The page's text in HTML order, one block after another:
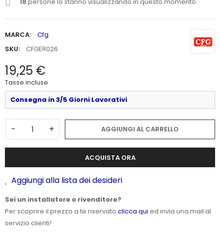
18 persone lo stanno visualizzando in questo momento
MARCA:
Cfg
SKU:
CFGER026
19,25 €
Tasse incluse
Consegna in 3/5 Giorni Lavorativi
- + AGGIUNGI AL CARRELLO
ACQUISTA ORA
Aggiungi alla lista dei desideri
Sei un installatore o rivenditore?
Per scoprire il prezzo a te riservato clicca qui ed invia una mail al
servizio clienti!